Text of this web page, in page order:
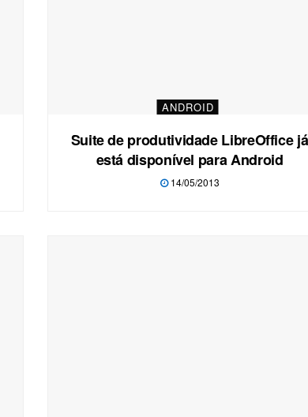
ANDROID
Suite de produtividade LibreOffice já
está disponível para Android
14/05/2013